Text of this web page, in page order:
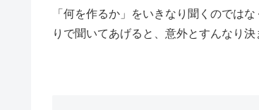
紙粘土の自由研究、実